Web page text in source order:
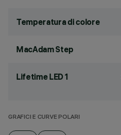
Temperatura di colore
MacAdam Step
Lifetime LED 1
GRAFICI E CURVE POLARI